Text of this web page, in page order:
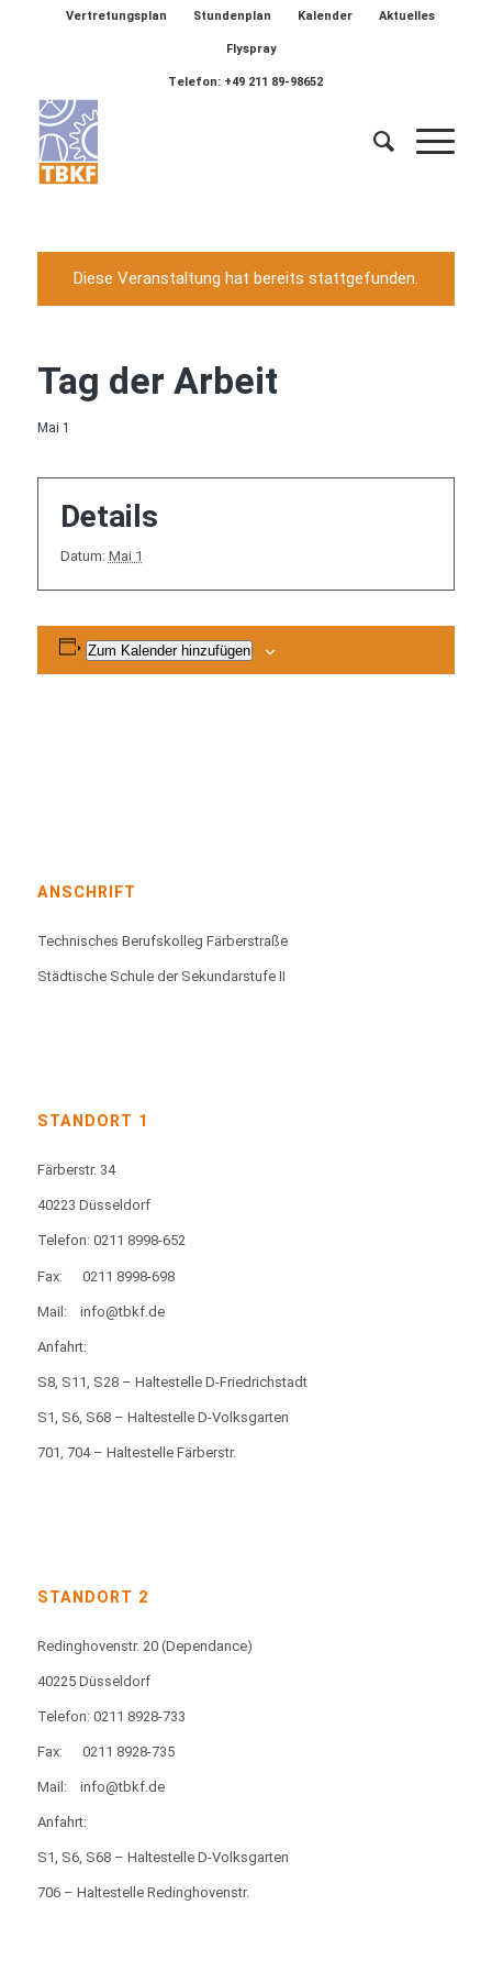
Vertretungsplan Stundenplan Kalender Aktuelles
Flyspray
Telefon: +49 211 89-98652
Diese Veranstaltung hat bereits stattgefunden.
Tag der Arbeit
Mai 1
Details
Datum: Mai 1
Zum Kalender hinzufügen
ANSCHRIFT
Technisches Berufskolleg Färberstraße
Städtische Schule der Sekundarstufe II
STANDORT 1
Färberstr. 34
40223 Düsseldorf
Telefon: 0211 8998-652
Fax: 0211 8998-698
Mail: info@tbkf.de
Anfahrt:
S8, S11, S28 – Haltestelle D-Friedrichstadt
S1, S6, S68 – Haltestelle D-Volksgarten
701, 704 – Haltestelle Färberstr.
STANDORT 2
Redinghovenstr. 20 (Dependance)
40225 Düsseldorf
Telefon: 0211 8928-733
Fax: 0211 8928-735
Mail: info@tbkf.de
Anfahrt:
S1, S6, S68 – Haltestelle D-Volksgarten
706 – Haltestelle Redinghovenstr.